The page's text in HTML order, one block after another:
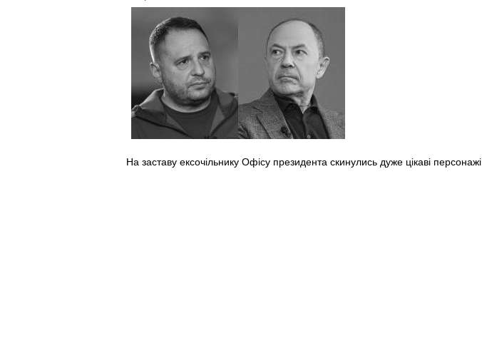
На заставу ексочільнику Офісу президента скинулись дуже цікаві персонажі.